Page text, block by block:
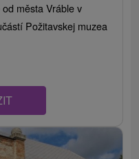
města Vráble v
Požitavskej muzea